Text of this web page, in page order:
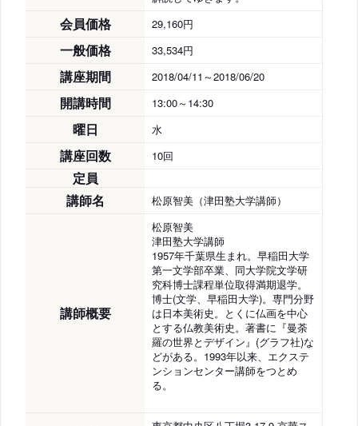
会員価格 29,160円
一般価格 33,534円
講座期間 2018/04/11～2018/06/20
開講時間 13:00～14:30
曜日 水
講座回数 10回
定員
講師名
松原智美（津田塾大学講師）
講師概要
松原智美
津田塾大学講師
1957年千葉県生まれ。早稲田大学
第一文学部卒業、同大学院文学研
究科博士課程単位取得満期退学。
博士(文学、早稲田大学)。専門分野
は日本美術史。とくに仏画を中心
とする仏教美術史。著書に『曼荼
羅の世界とデザイン』(グラフ社)な
どがある。1993年以来、エクステ
ンションセンター講師をつとめ
る。